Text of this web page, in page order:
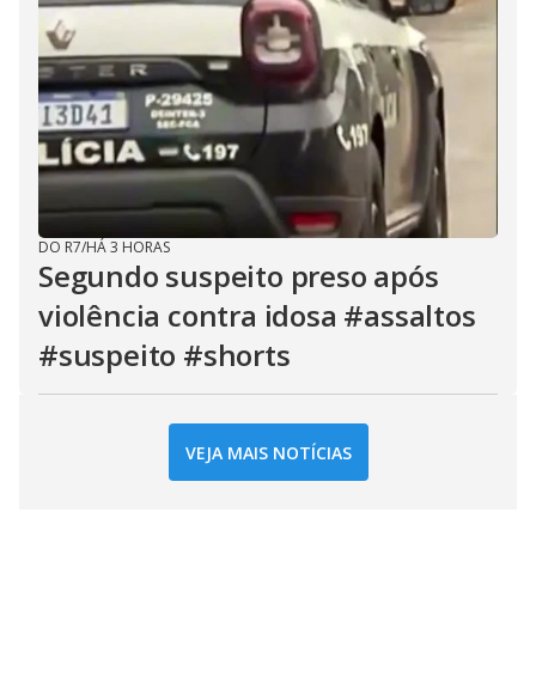
DO R7/HÁ 3 HORAS
Segundo suspeito preso após
violência contra idosa #assaltos
#suspeito #shorts
VEJA MAIS NOTÍCIAS